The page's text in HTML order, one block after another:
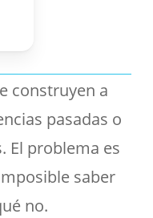
construyen a
pasadas o
El problema es
saber
no.